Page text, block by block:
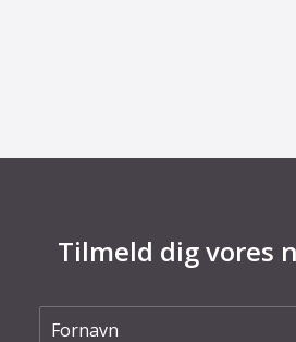
Tilmeld dig vores